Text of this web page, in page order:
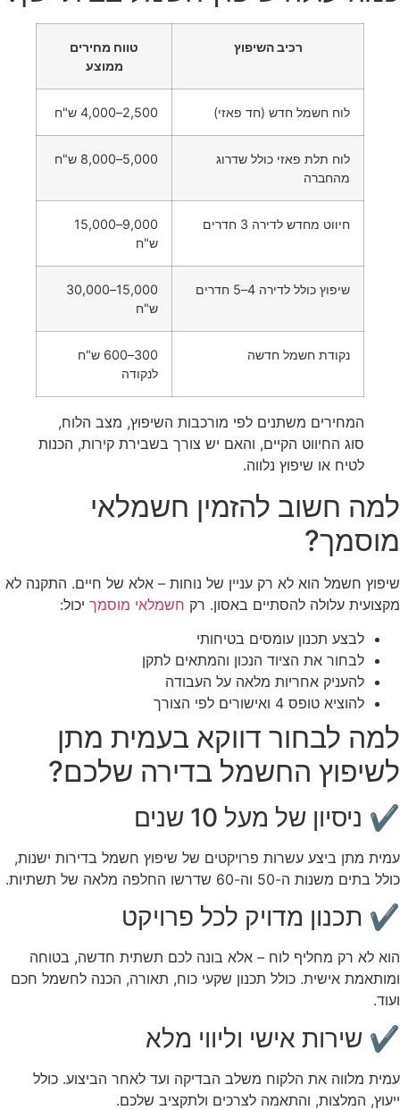
רכיב השיפוץ
טווח מחירים
ממוצע
לוח חשמל חדש (חד פאזי) 2,500–4,000 ש"ח
לוח תלת פאזי כולל שדרוג
מהחברה
5,000–8,000 ש"ח
חיווט מחדש לדירה 3 חדרים
9,000–15,000
ש"ח
שיפוץ כולל לדירה 4–5 חדרים
15,000–30,000
ש"ח
נקודת חשמל חדשה
300–600 ש"ח
לנקודה
המחירים משתנים לפי מורכבות השיפוץ, מצב הלוח,
סוג החיווט הקיים, והאם יש צורך בשבירת קירות, הכנות
לטיח או שיפוץ נלווה.
למה חשוב להזמין חשמלאי
מוסמך?
שיפוץ חשמל הוא לא רק עניין של נוחות – אלא של חיים. התקנה לא
מקצועית עלולה להסתיים באסון. רק חשמלאי מוסמך יכול:
לבצע תכנון עומסים בטיחותי
לבחור את הציוד הנכון והמתאים לתקן
להעניק אחריות מלאה על העבודה
להוציא טופס 4 ואישורים לפי הצורך
למה לבחור דווקא בעמית מתן
לשיפוץ החשמל בדירה שלכם?
✔ ניסיון של מעל 10 שנים
עמית מתן ביצע עשרות פרויקטים של שיפוץ חשמל בדירות ישנות,
כולל בתים משנות ה-50 וה-60 שדרשו החלפה מלאה של תשתיות.
✔ תכנון מדויק לכל פרויקט
הוא לא רק מחליף לוח – אלא בונה לכם תשתית חדשה, בטוחה
ומותאמת אישית. כולל תכנון שקעי כוח, תאורה, הכנה לחשמל חכם
ועוד.
✔ שירות אישי וליווי מלא
עמית מלווה את הלקוח משלב הבדיקה ועד לאחר הביצוע. כולל
ייעוץ, המלצות, והתאמה לצרכים ולתקציב שלכם.